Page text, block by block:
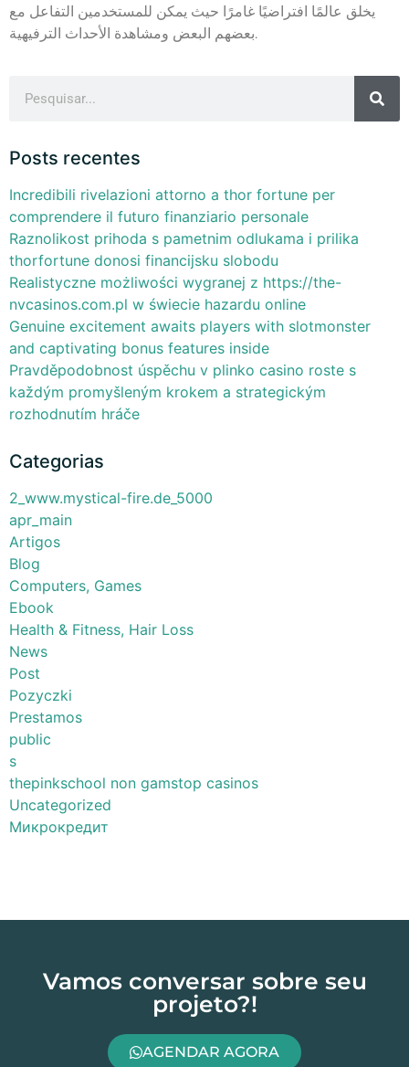
يخلق عالمًا افتراضيًا غامرًا حيث يمكن للمستخدمين التفاعل مع
بعضهم البعض ومشاهدة الأحداث الترفيهية.
Posts recentes
Incredibili rivelazioni attorno a thor fortune per
comprendere il futuro finanziario personale
Raznolikost prihoda s pametnim odlukama i prilika
thorfortune donosi financijsku slobodu
Realistyczne możliwości wygranej z https://the-
nvcasinos.com.pl w świecie hazardu online
Genuine excitement awaits players with slotmonster
and captivating bonus features inside
Pravděpodobnost úspěchu v plinko casino roste s
každým promyšleným krokem a strategickým
rozhodnutím hráče
Categorias
2_www.mystical-fire.de_5000
apr_main
Artigos
Blog
Computers, Games
Ebook
Health & Fitness, Hair Loss
News
Post
Pozyczki
Prestamos
public
s
thepinkschool non gamstop casinos
Uncategorized
Микрокредит
Vamos conversar sobre seu
projeto?!
AGENDAR AGORA